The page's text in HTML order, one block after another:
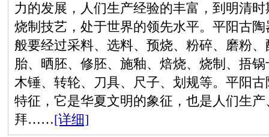
力的发展，人们生产经验的丰富，到明清
烧制技艺，处于世界的领先水平。平阳古
般要经过采料、选料、预烧、粉碎、磨粉
胎、晒胚、修胚、施釉、焙烧、烧制、捂
木锤、转轮、刀具、尺子、划规等。平阳
特征，它是华夏文明的象征，也是人们生
拜……[详细]